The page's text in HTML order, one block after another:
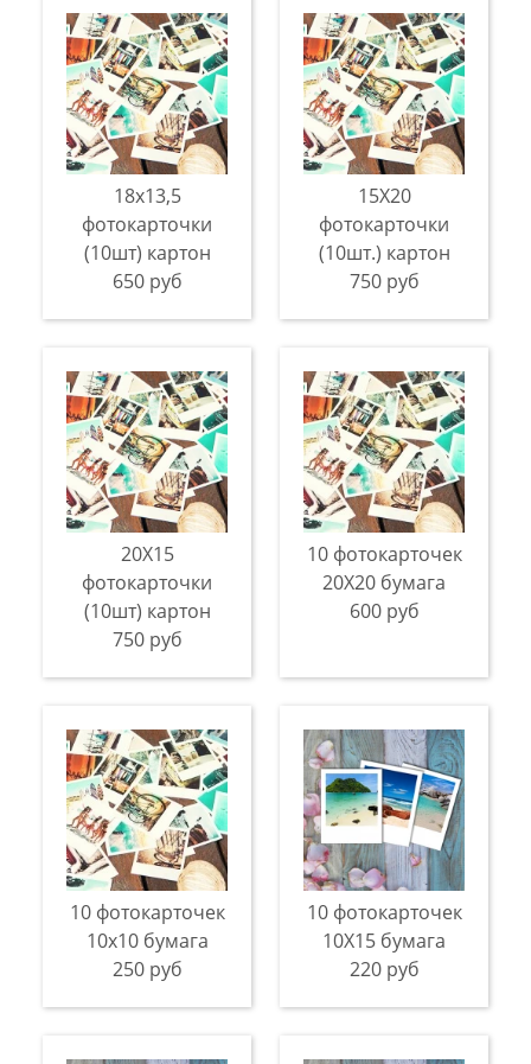
18х13,5
фотокарточки
(10шт) картон
650 руб
15Х20
фотокарточки
(10шт.) картон
750 руб
20Х15
фотокарточки
(10шт) картон
750 руб
10 фотокарточек
20Х20 бумага
600 руб
10 фотокарточек
10х10 бумага
250 руб
10 фотокарточек
10X15 бумага
220 руб